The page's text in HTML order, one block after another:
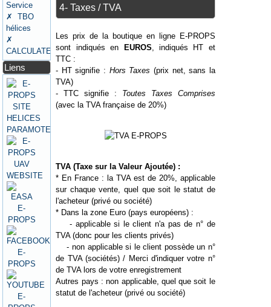
Service
✗ TBO
hélices
✗
CALCULATEURS
Liens
4- Taxes / TVA
Les prix de la boutique en ligne E-PROPS
sont indiqués en EUROS , indiqués HT et
TTC :
- HT signifie : Hors Taxes (prix net, sans la
TVA)
- TTC signifie : Toutes Taxes Comprises
(avec la TVA française de 20%)
TVA (Taxe sur la Valeur Ajoutée) :
* En France : la TVA est de 20%, applicable
sur chaque vente, quel que soit le statut de
l'acheteur (privé ou société)
* Dans la zone Euro (pays européens) :
- applicable si le client n'a pas de n° de
TVA (donc pour les clients privés)
- non applicable si le client possède un n°
de TVA (sociétés) / Merci d'indiquer votre n°
de TVA lors de votre enregistrement
Autres pays : non applicable, quel que soit le
statut de l'acheteur (privé ou société)